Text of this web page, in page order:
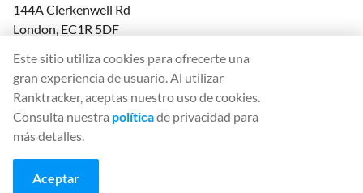
144A Clerkenwell Rd
London, EC1R 5DF
felix@ranktracker.com
2015 -
Este sitio utiliza cookies para ofrecerte una
gran experiencia de usuario. Al utilizar
Ranktracker, aceptas nuestro uso de cookies.
Consulta nuestra políticade privacidad para
más detalles.
Aceptar